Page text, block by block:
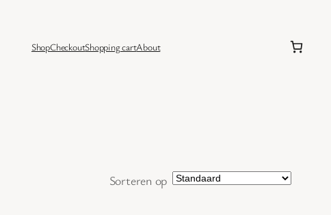
ShopCheckoutShopping cartAbout
Sorteren op